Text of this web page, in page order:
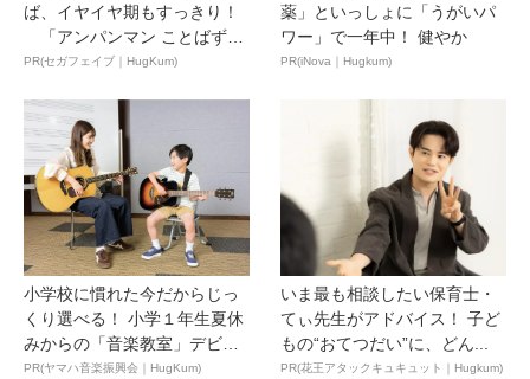
ば、イヤイヤ期もすっきり！
「アンパンマン ことばずか
ん...
PR(セガフェイブ｜HugKum)
薬」といっしょに「うがいパ
ワー」で一年中！ 健やか
PR(iNova｜Hugkum)
小学校に慣れた今だからじっ
くり選べる！ 小学１年生夏休
みからの「音楽教室」デビ
ュ...
PR(ヤマハ音楽振興会｜HugKum)
いま最も相談したい保育士・
てぃ先生がアドバイス！ 子ど
もの“おてつだい”に、どん...
PR(花王アタックキュキュット｜Hugkum)